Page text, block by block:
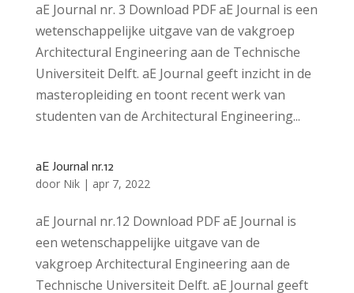
aE Journal nr. 3 Download PDF aE Journal is een
wetenschappelijke uitgave van de vakgroep
Architectural Engineering aan de Technische
Universiteit Delft. aE Journal geeft inzicht in de
masteropleiding en toont recent werk van
studenten van de Architectural Engineering...
aE Journal nr.12
door Nik| apr 7, 2022
aE Journal nr.12 Download PDF aE Journal is
een wetenschappelijke uitgave van de
vakgroep Architectural Engineering aan de
Technische Universiteit Delft. aE Journal geeft